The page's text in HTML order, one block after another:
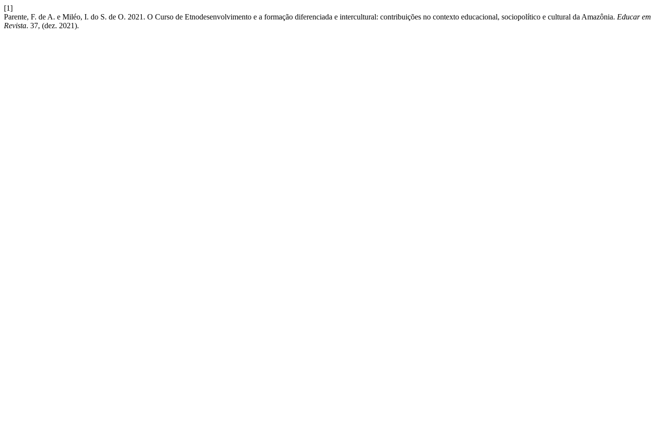
[1]
Parente, F. de A. e Miléo, I. do S. de O. 2021. O Curso de Etnodesenvolvimento e a formação diferenciada e intercultural: contribuições no contexto educacional, sociopolítico e cultural da Amazônia. Educar em
Revista. 37, (dez. 2021).